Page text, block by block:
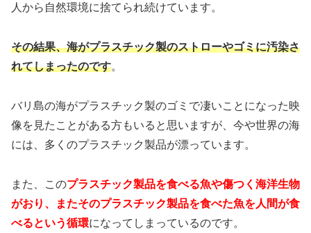
人から自然環境に捨てられ続けています。
その結果、海がプラスチック製のストローやゴミに汚染さ
れてしまったのです。
バリ島の海がプラスチック製のゴミで凄いことになった映
像を見たことがある方もいると思いますが、今や世界の海
には、多くのプラスチック製品が漂っています。
また、このプラスチック製品を食べる魚や傷つく海洋生物
がおり、またそのプラスチック製品を食べた魚を人間が食
べるという循環になってしまっているのです。